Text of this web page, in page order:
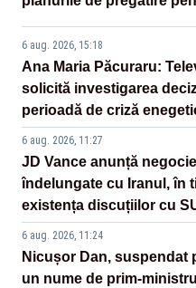
6 aug. 2026, 15:18
Ana Maria Păcuraru:
solicită investigarea
perioadă de criză
6 aug. 2026, 11:27
JD Vance anunță
îndelungate cu Iranul, în
existența discuțiilor cu
6 aug. 2026, 11:24
Nicușor Dan, suspendat
un nume de prim-